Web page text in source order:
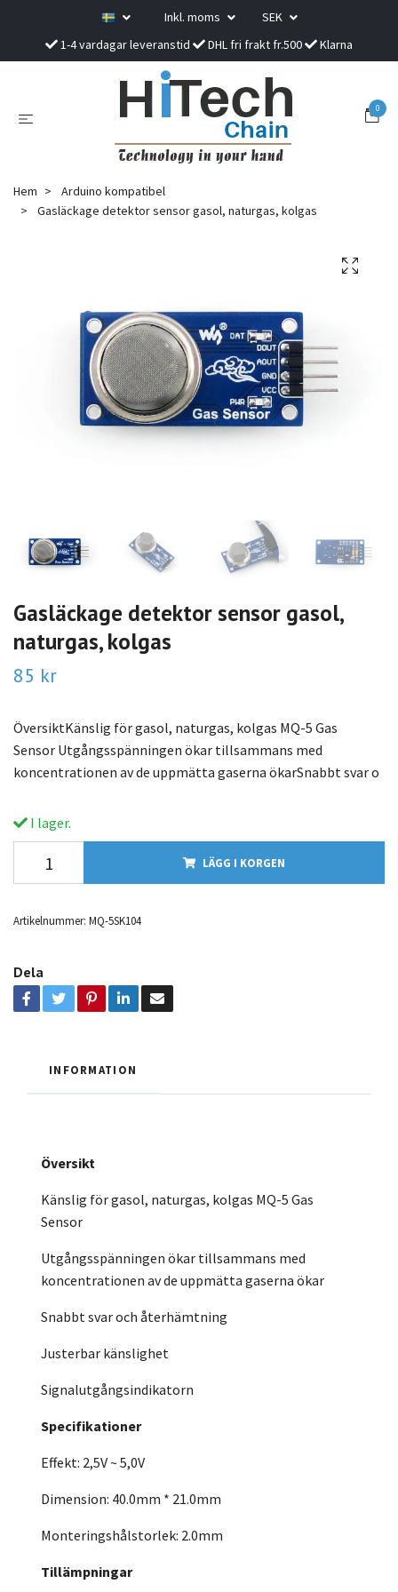
Inkl. moms
SEK
1-4 vardagar leveranstid
DHL fri frakt fr.500 Klarna
0
Hem
Arduino kompatibel
Gasläckage detektor sensor gasol, naturgas, kolgas
Gasläckage detektor sensor gasol,
naturgas, kolgas
85 kr
ÖversiktKänslig för gasol, naturgas, kolgas MQ-5 Gas
Sensor Utgångsspänningen ökar tillsammans med
koncentrationen av de uppmätta gaserna ökarSnabbt svar o
I lager.
LÄGG I KORGEN
Artikelnummer: MQ-5SK104
Dela
INFORMATION
Översikt
Känslig för gasol, naturgas, kolgas MQ-5 Gas
Sensor
Utgångsspänningen ökar tillsammans med
koncentrationen av de uppmätta gaserna ökar
Snabbt svar och återhämtning
Justerbar känslighet
Signalutgångsindikatorn
Specifikationer
Effekt: 2,5V ~ 5,0V
Dimension: 40.0mm * 21.0mm
Monteringshålstorlek: 2.0mm
Tillämpningar